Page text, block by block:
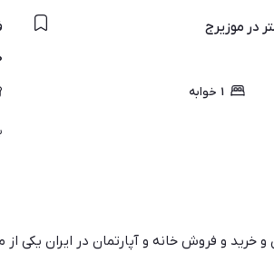
۱ خوابه
و خرید و فروش خانه و آپارتمان در ایران